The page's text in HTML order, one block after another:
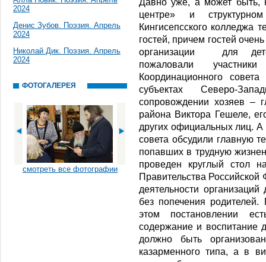
2024
Денис Зубов. Поэзия. Апрель
2024
Николай Дик. Поэзия. Апрель
2024
ФОТОГАЛЕРЕЯ
смотреть все фотографии
центре» и
Кингисепсского колледжа
гостей, причем гостей
организации для
пожаловали
Координационного
субъектах Северо-
сопровождении хозяев –
района Виктора Гешеле,
других официальных лиц. А
совета обсудили главную
попавших в трудную
проведен круглый стол
Правительства
деятельности
без попечения
этом постановлении
содержание и воспитание
должно быть
казарменного типа, а в